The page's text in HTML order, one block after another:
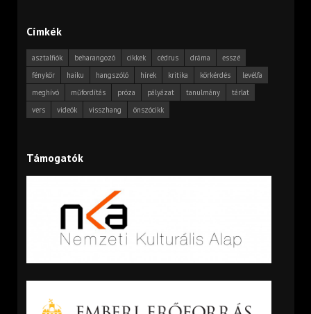
Címkék
asztalfiók beharangozó cikkek cédrus dráma
esszé
fénykör
haiku hangszóló hírek kritika körkérdés
levélfa
meghívó
műfordítás próza pályázat tanulmány
tárlat
vers
videók visszhang önszócikk
Támogatók